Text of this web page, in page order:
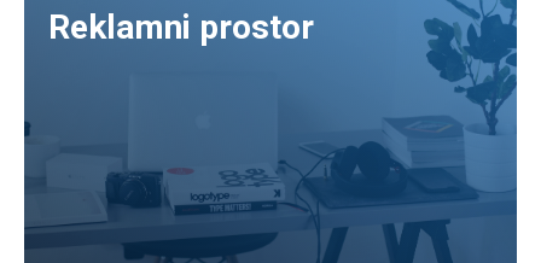
Reklamni prostor